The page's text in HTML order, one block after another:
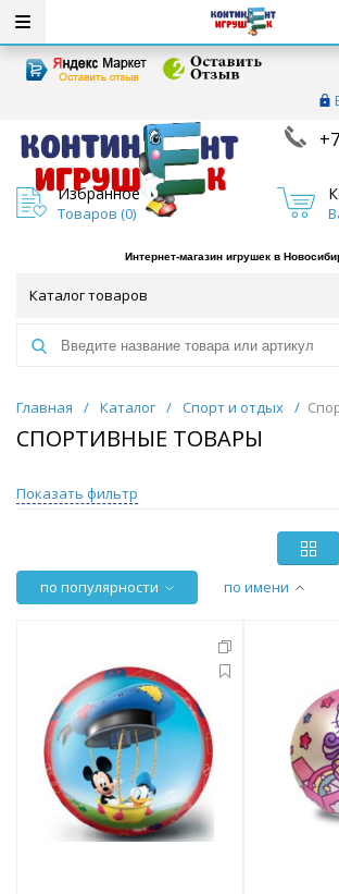
Избранное
Товаров (0)
Интернет-магазин игрушек в
Каталог товаров
Главная / Каталог / Спорт и отдых /
СПОРТИВНЫЕ ТОВАРЫ
Показать фильтр
по популярности по имени